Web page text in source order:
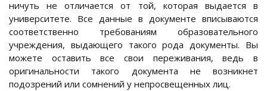
ничуть не отличается от той, которая выдается в
университете. Все данные в документе вписываются
соответственно требованиям образовательного
учреждения, выдающего такого рода документы. Вы
можете оставить все свои переживания, ведь в
оригинальности такого документа не возникнет
подозрений или сомнений у непросвещенных лиц.